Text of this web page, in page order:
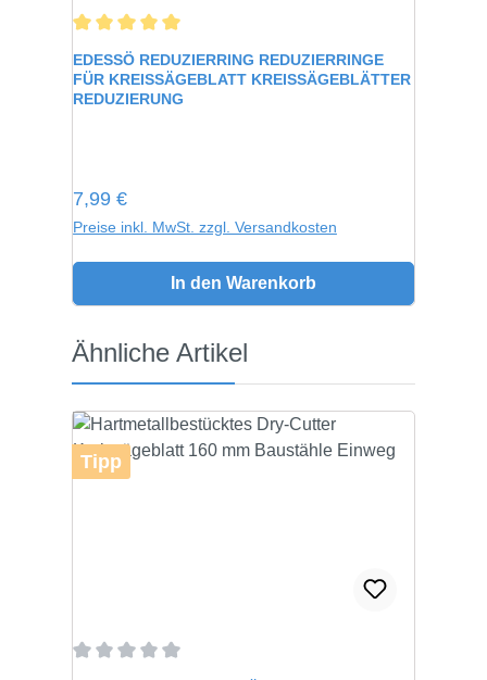
Durchschnittliche Bewertung von 5 von 5 Sternen
EDESSÖ REDUZIERRING REDUZIERRINGE
FÜR KREISSÄGEBLATT KREISSÄGEBLÄTTER
REDUZIERUNG
Regulärer Preis:
7,99 €
Preise inkl. MwSt. zzgl. Versandkosten
In den Warenkorb
Produktgalerie überspringen
Ähnliche Artikel
Tipp